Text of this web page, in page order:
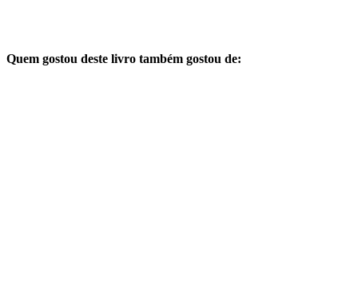
Quem gostou deste livro também gostou de: